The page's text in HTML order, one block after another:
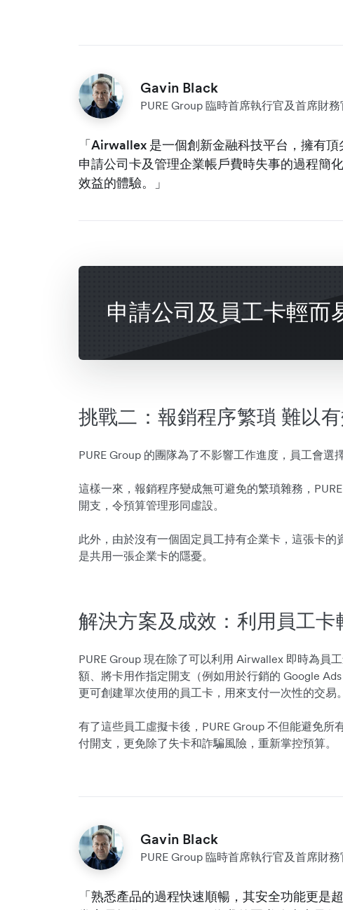
Gavin Black
PURE Group 臨時首席執行官及首席財務
「Airwallex 是一個創新金融科技平台，擁有
申請公司卡及管理企業帳戶費時失事的過程簡
效益的體驗。」
申請公司及員工卡輕而
挑戰二：報銷程序繁瑣 難以
PURE Group 的團隊為了不影響工作進度，員工會選
這樣一來，報銷程序變成無可避免的繁瑣雜務，
開支，令預算管理形同虛設。
此外，由於沒有一個固定員工持有企業卡，這張卡的
是共用一張企業卡的隱憂。
解決方案及成效：利用員工卡
PURE Group 現在除了可以利用 Airwallex 即時為員
額、將卡用作指定開支（例如用於行銷的 Google
更可創建單次使用的員工卡，用來支付一次性的交易。
有了這些員工虛擬卡後，PURE Group 不但能避免所
付開支，更免除了失卡和詐騙風險，重新掌控預算。
Gavin Black
PURE Group 臨時首席執行官及首席財務
「熟悉產品的過程快速順暢，其安全功能更是